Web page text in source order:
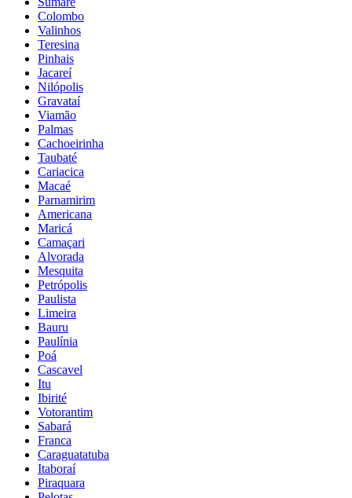
Colombo
Valinhos
Teresina
Pinhais
Jacareí
Nilópolis
Gravataí
Viamão
Palmas
Cachoeirinha
Taubaté
Cariacica
Macaé
Parnamirim
Americana
Maricá
Camaçari
Alvorada
Mesquita
Petrópolis
Paulista
Limeira
Bauru
Paulínia
Poá
Cascavel
Itu
Ibirité
Votorantim
Sabará
Franca
Caraguatatuba
Itaboraí
Piraquara